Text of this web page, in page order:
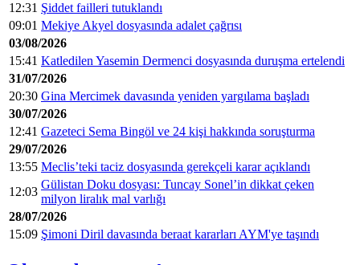
12:31 Şiddet failleri tutuklandı
09:01 Mekiye Akyel dosyasında adalet çağrısı
03/08/2026
15:41 Katledilen Yasemin Dermenci dosyasında duruşma ertelendi
31/07/2026
20:30 Gina Mercimek davasında yeniden yargılama başladı
30/07/2026
12:41 Gazeteci Sema Bingöl ve 24 kişi hakkında soruşturma
29/07/2026
13:55 Meclis’teki taciz dosyasında gerekçeli karar açıklandı
12:03
Gülistan Doku dosyası: Tuncay Sonel’in dikkat çeken
milyon liralık mal varlığı
28/07/2026
15:09 Şimoni Diril davasında beraat kararları AYM'ye taşındı